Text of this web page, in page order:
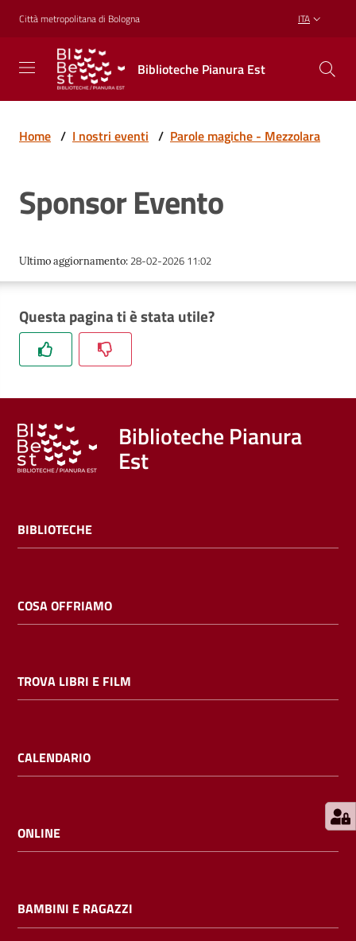
Vai al contenuto
Vai alla navigazione
Vai al footer
Città metropolitana di Bologna ITA
Biblioteche Pianura Est
Biblioteche
Pianura
Est
CREARE,
RICREARSI
Biblioteche
Trova
e
Calendario
Online
ragazzi
i
l
Cerca nei
cataloghi
Home / I nostri eventi / Parole magiche - Mezzolara
Sponsor Evento
Ultimo aggiornamento: 28-02-2026 11:02
Questa pagina ti è stata utile?
Biblioteche Pianura
Est
BIBLIOTECHE
COSA OFFRIAMO
TROVA LIBRI E FILM
CALENDARIO
ONLINE
BAMBINI E RAGAZZI